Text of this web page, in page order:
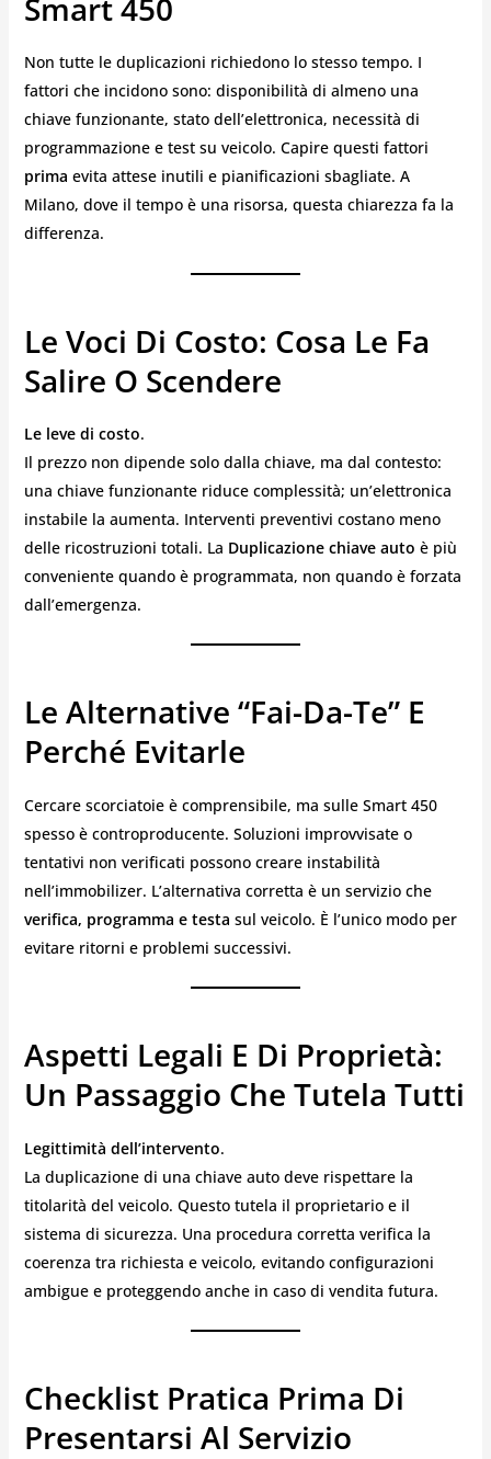
Smart 450
Non tutte le duplicazioni richiedono lo stesso tempo. I
fattori che incidono sono: disponibilità di almeno una
chiave funzionante, stato dell’elettronica, necessità di
programmazione e test su veicolo. Capire questi fattori
prima evita attese inutili e pianificazioni sbagliate. A
Milano, dove il tempo è una risorsa, questa chiarezza fa la
differenza.
Le Voci Di Costo: Cosa Le Fa
Salire O Scendere
Le leve di costo.
Il prezzo non dipende solo dalla chiave, ma dal contesto:
una chiave funzionante riduce complessità; un’elettronica
instabile la aumenta. Interventi preventivi costano meno
delle ricostruzioni totali. La Duplicazione chiave auto è più
conveniente quando è programmata, non quando è forzata
dall’emergenza.
Le Alternative “fai-Da-Te” E
Perché Evitarle
Cercare scorciatoie è comprensibile, ma sulle Smart 450
spesso è controproducente. Soluzioni improvvisate o
tentativi non verificati possono creare instabilità
nell’immobilizer. L’alternativa corretta è un servizio che
verifica, programma e testa sul veicolo. È l’unico modo per
evitare ritorni e problemi successivi.
Aspetti Legali E Di Proprietà:
Un Passaggio Che Tutela Tutti
Legittimità dell’intervento.
La duplicazione di una chiave auto deve rispettare la
titolarità del veicolo. Questo tutela il proprietario e il
sistema di sicurezza. Una procedura corretta verifica la
coerenza tra richiesta e veicolo, evitando configurazioni
ambigue e proteggendo anche in caso di vendita futura.
Checklist Pratica Prima Di
Presentarsi Al Servizio